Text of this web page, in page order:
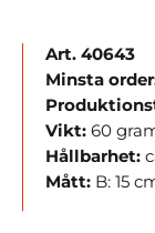
Art. 40643
Minsta
Vikt:60
Hållbarhet:
Mått: B: 15